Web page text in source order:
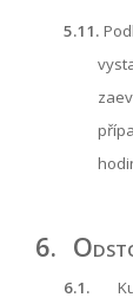
5.11.
6.
6.1.